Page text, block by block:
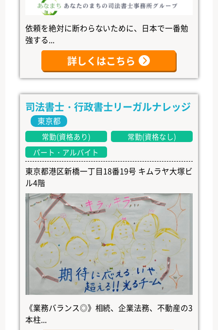
依頼を絶対に断わらないために、日本で一番勉
強する...
詳しくはこちら
司法書士・行政書士リーガルナレッジ
東京都
常勤(資格あり)
常勤(資格なし)
パート・アルバイト
東京都港区新橋一丁目18番19号 キムラヤ大塚ビ
ル4階
《業務バランス◎》相続、企業法務、不動産の3
本柱...